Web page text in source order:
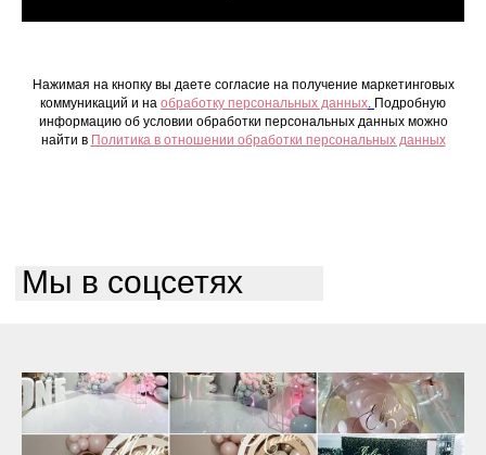
Нажимая на кнопку вы даете согласие на получение маркетинговых
коммуникаций и на обработку персональных данных. Подробную
информацию об условии обработки персональных данных можно
найти в Политика в отношении обработки персональных данных
Мы в соцсетях